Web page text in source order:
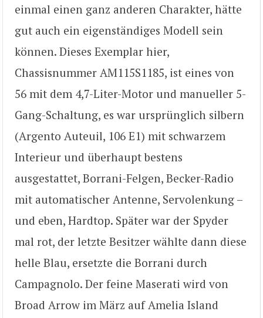
einmal einen ganz anderen Charakter, hätte
gut auch ein eigenständiges Modell sein
können. Dieses Exemplar hier,
Chassisnummer AM115S1185, ist eines von
56 mit dem 4,7-Liter-Motor und manueller 5-
Gang-Schaltung, es war ursprünglich silbern
(Argento Auteuil, 106 E1) mit schwarzem
Interieur und überhaupt bestens
ausgestattet, Borrani-Felgen, Becker-Radio
mit automatischer Antenne, Servolenkung –
und eben, Hardtop. Später war der Spyder
mal rot, der letzte Besitzer wählte dann diese
helle Blau, ersetzte die Borrani durch
Campagnolo. Der feine Maserati wird von
Broad Arrow im März auf Amelia Island